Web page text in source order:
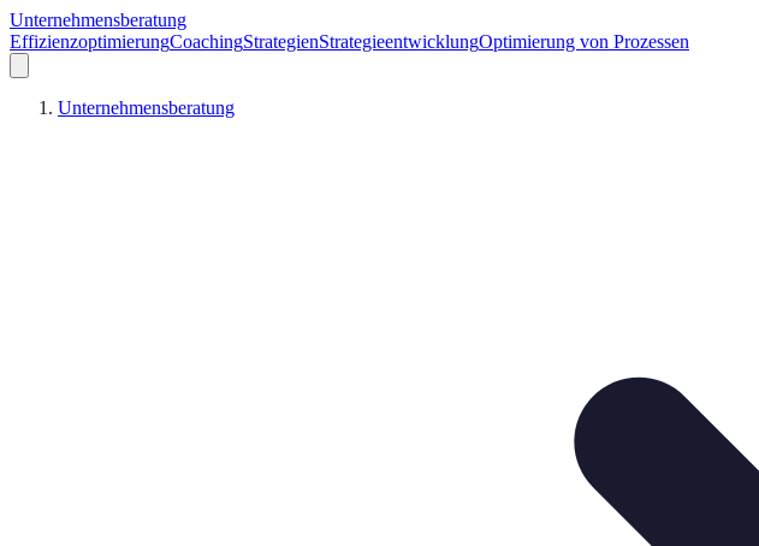
Unternehmensberatung
EffizienzoptimierungCoachingStrategienStrategieentwicklungOptimierung von Prozessen
Unternehmensberatung